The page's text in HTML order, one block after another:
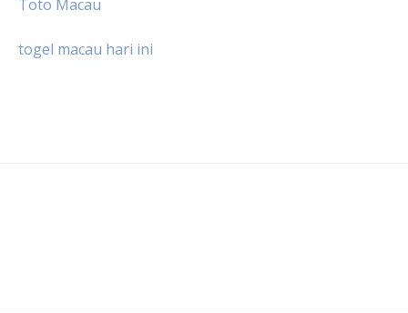
Toto Macau
togel macau hari ini